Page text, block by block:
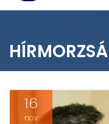
16
nov